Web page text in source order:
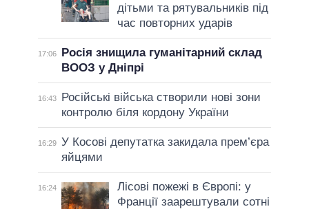
дітьми та рятувальників під
час повторних ударів
17:06
Росія знищила гуманітарний склад
ВООЗ у Дніпрі
16:43
Російські війська створили нові зони
контролю біля кордону України
16:29 У Косові депутатка закидала прем’єра
яйцями
16:24
Лісові пожежі в Європі: у
Франції заарештували сотні